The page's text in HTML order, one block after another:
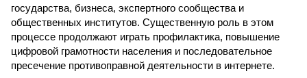
государства, бизнеса, экспертного сообщества и
общественных институтов. Существенную роль в этом
процессе продолжают играть профилактика, повышение
цифровой грамотности населения и последовательное
пресечение противоправной деятельности в интернете.